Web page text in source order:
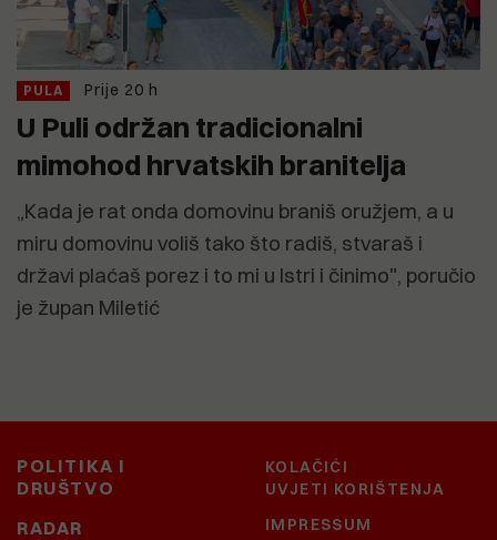
PULA Prije 20 h
U Puli održan tradicionalni
mimohod hrvatskih branitelja
„Kada je rat onda domovinu braniš oružjem, a u
miru domovinu voliš tako što radiš, stvaraš i
državi plaćaš porez i to mi u Istri i činimo", poručio
je župan Miletić
POLITIKA I
DRUŠTVO
RADAR
KOLAČIĆI
UVJETI KORIŠTENJA
IMPRESSUM